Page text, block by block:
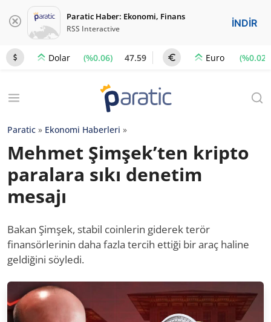
Paratic Haber: Ekonomi, Finans
RSS Interactive İNDİR
Dolar (%0.06) 47.59 Euro (%0.02)
Paratic » Ekonomi Haberleri »
Mehmet Şimşek’ten kripto
paralara sıkı denetim
mesajı
Bakan Şimşek, stabil coinlerin giderek terör
finansörlerinin daha fazla tercih ettiği bir araç haline
geldiğini söyledi.